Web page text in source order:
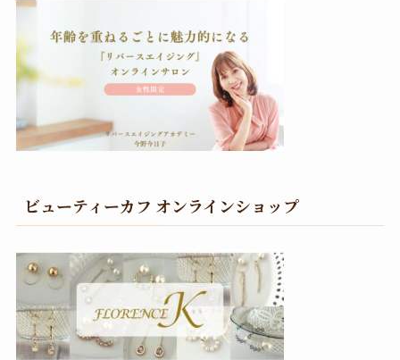
ビューティーカフ オンラインショップ